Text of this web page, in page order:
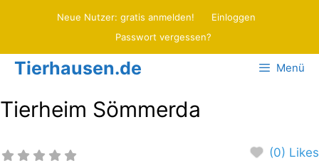
Neue Nutzer: gratis anmelden!
Einloggen
Passwort vergessen?
Tierhausen.de Menü
Tierheim Sömmerda
(0) Likes